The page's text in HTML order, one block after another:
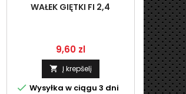
WAŁEK GIĘTKI FI 2,4
Kaina
9,60 zl
 Į krepšelį
 Wysyłka w ciągu 3 dni